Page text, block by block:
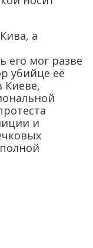
а
его мог разве
убийце её
Киеве,
и